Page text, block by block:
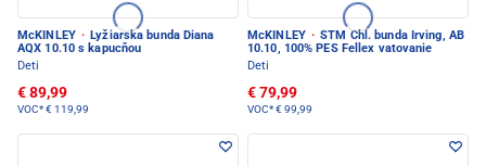
McKINLEY · Lyžiarska bunda Diana
AQX 10.10 s kapucňou
Deti
€ 89,99
VOC*€ 119,99
McKINLEY · STM Chl. bunda Irving, AB
10.10, 100% PES Fellex vatovanie
Deti
€ 79,99
VOC*€ 99,99